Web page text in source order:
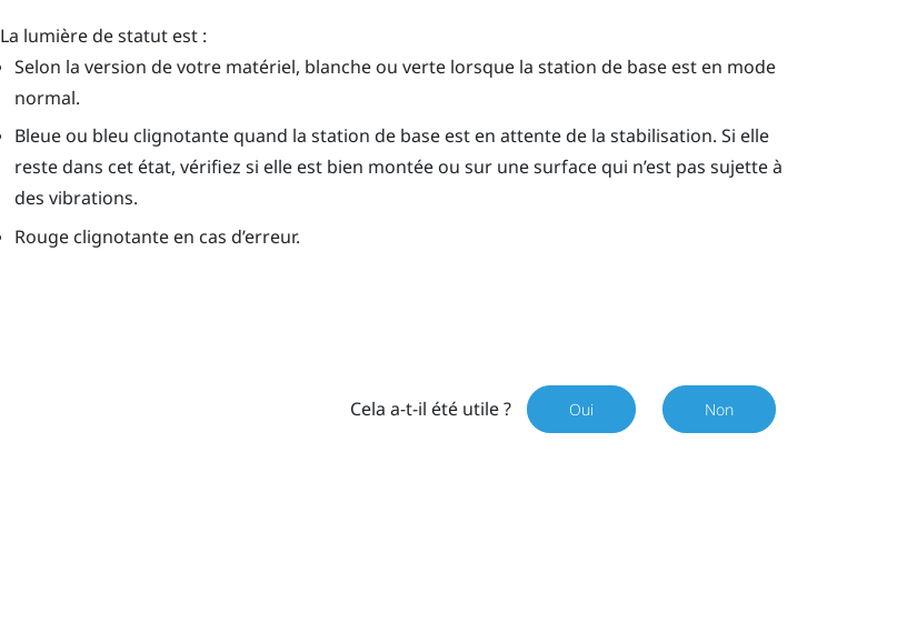
La lumière de statut est :
Selon la version de votre matériel, blanche ou verte lorsque la station de base est en mode
normal.
Bleue ou bleu clignotante quand la station de base est en attente de la stabilisation. Si elle
reste dans cet état, vérifiez si elle est bien montée ou sur une surface qui n’est pas sujette à
des vibrations.
Rouge clignotante en cas d’erreur.
Cela a-t-il été utile ? Oui Non